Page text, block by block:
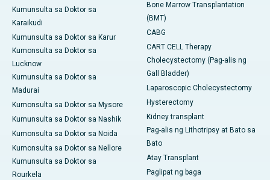
Kumunsulta sa Doktor sa
Karaikudi
Kumunsulta sa Doktor sa Karur
Kumonsulta sa Doktor sa
Lucknow
Kumunsulta sa Doktor sa
Madurai
Kumonsulta sa Doktor sa Mysore
Kumunsulta sa Doktor sa Nashik
Kumonsulta sa Doktor sa Noida
Kumonsulta sa Doktor sa Nellore
Kumunsulta sa Doktor sa
Rourkela
Bone Marrow Transplantation
(BMT)
CABG
CART CELL Therapy
Cholecystectomy (Pag-alis ng
Gall Bladder)
Laparoscopic Cholecystectomy
Hysterectomy
Kidney transplant
Pag-alis ng Lithotripsy at Bato sa
Bato
Atay Transplant
Paglipat ng baga